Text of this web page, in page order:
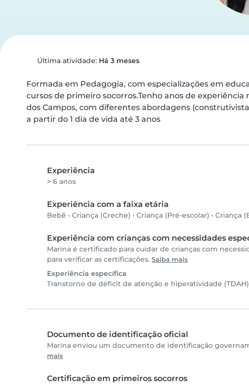
Última atividade: Há 3 meses
Formada em Pedagogia, com especializações em
cursos de primeiro socorros.Tenho anos de experiência
dos Campos, com diferentes abordagens
a partir do 1 dia de vida até 3 anos
Experiência
> 6 anos
Experiência com a faixa etária
Bebê • Criança (Creche) • Criança (Pré-escolar) • Criança
Experiência com crianças com necessidades
Marina é certificado para cuidar de crianças com
para verificar as certificações. Saiba mais
Experiência específica
Transtorno de déficit de atenção e hiperatividade (TDAH)
Documento de identificação oficial
Marina enviou um documento de identificação
mais
Certificação em primeiros socorros